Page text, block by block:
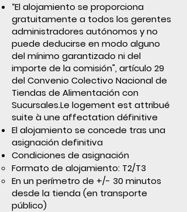
“El alojamiento se proporciona
gratuitamente a todos los gerentes
administradores autónomos y no
puede deducirse en modo alguno
del mínimo garantizado ni del
importe de la comisión", artículo 29
del Convenio Colectivo Nacional de
Tiendas de Alimentación con
Sucursales.Le logement est attribué
suite à une affectation définitive
El alojamiento se concede tras una
asignación definitiva
Condiciones de asignación
Formato de alojamiento: T2/T3
En un perímetro de +/- 30 minutos
desde la tienda (en transporte
público)